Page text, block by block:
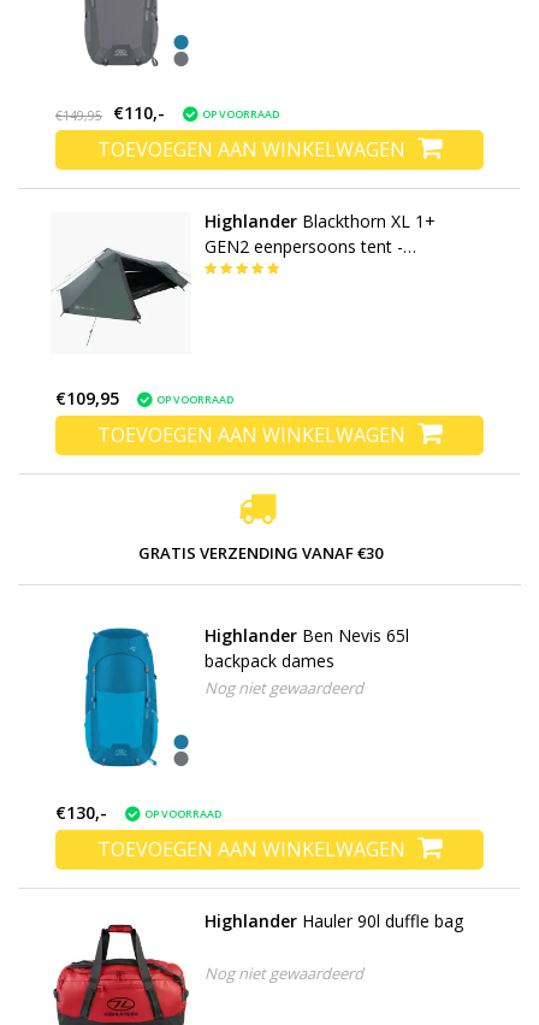
€149,95 €110,- OP VOORRAAD
TOEVOEGEN AAN WINKELWAGEN
Highlander Blackthorn XL 1+
GEN2 eenpersoons tent -
trekkingtent - 1 persoons tent
€109,95 OP VOORRAAD
TOEVOEGEN AAN WINKELWAGEN
GRATIS VERZENDING VANAF €30
Highlander Ben Nevis 65l
backpack dames
Nog niet gewaardeerd
€130,- OP VOORRAAD
TOEVOEGEN AAN WINKELWAGEN
Highlander Hauler 90l duffle bag
Nog niet gewaardeerd